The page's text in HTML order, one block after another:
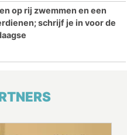
op rij zwemmen en een
schrijf je in voor de